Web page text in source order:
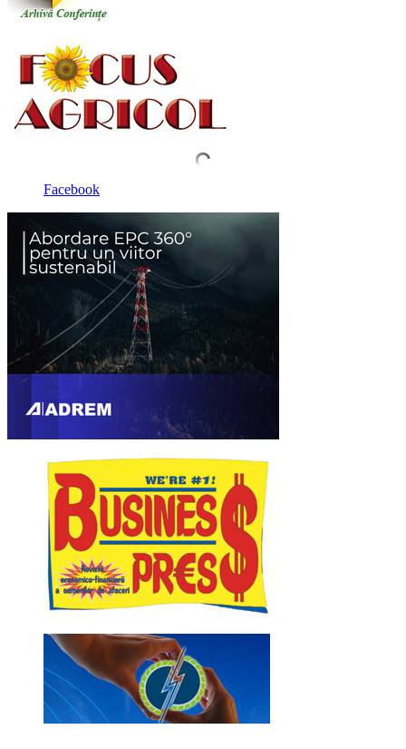
Facebook